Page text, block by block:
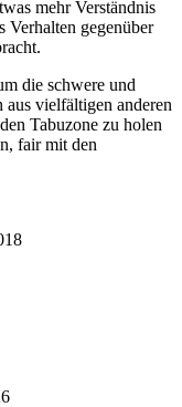
mehr Verständnis
Verhalten gegenüber
die schwere und
aus vielfältigen anderen
Tabuzone zu holen
fair mit den